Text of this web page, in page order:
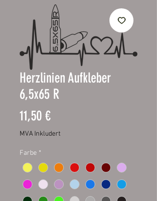
Herzlinien Aufkleber
6,5x65 R
11,50 €Pris
MVA Inkludert
Farbe *